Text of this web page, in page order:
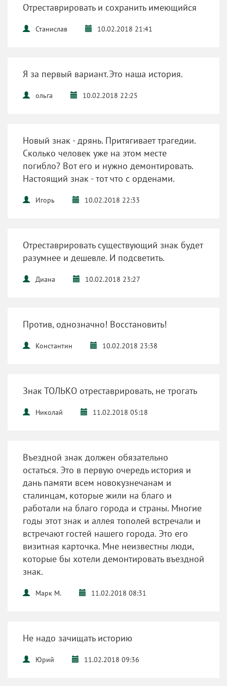
Отреставрировать и сохранить имеющийся
Станислав 10.02.2018 21:41
Я за первый вариант.Это наша история.
ольга 10.02.2018 22:25
Новый знак - дрянь. Притягивает трагедии.
Сколько человек уже на этом месте
погибло? Вот его и нужно демонтировать.
Настоящий знак - тот что с орденами.
Игорь 10.02.2018 22:33
Отреставрировать существующий знак будет
разумнее и дешевле. И подсветить.
Диана 10.02.2018 23:27
Против, однозначно! Восстановить!
Константин 10.02.2018 23:38
Знак ТОЛЬКО отреставрировать, не трогать
Николай 11.02.2018 05:18
Въездной знак должен обязательно
остаться. Это в первую очередь история и
дань памяти всем новокузнечанам и
сталинцам, которые жили на благо и
работали на благо города и страны. Многие
годы этот знак и аллея тополей встречали и
встречают гостей нашего города. Это его
визитная карточка. Мне неизвестны люди,
которые бы хотели демонтировать въездной
знак.
Марк М. 11.02.2018 08:31
Не надо зачищать историю
Юрий 11.02.2018 09:36